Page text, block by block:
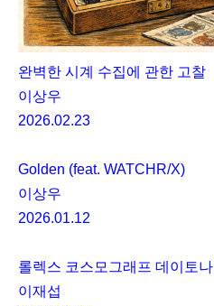
완벽한 시계 수집에 관한 고찰
이상우
2026.02.23
Golden (feat. WATCHR/X)
이상우
2026.01.12
롤렉스 코스모그래프 데이토나
이재섭